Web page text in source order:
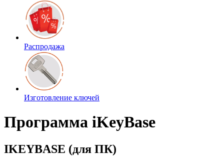
Распродажа
Изготовление ключей
Программа iKeyBase
IKEYBASE (для ПК)